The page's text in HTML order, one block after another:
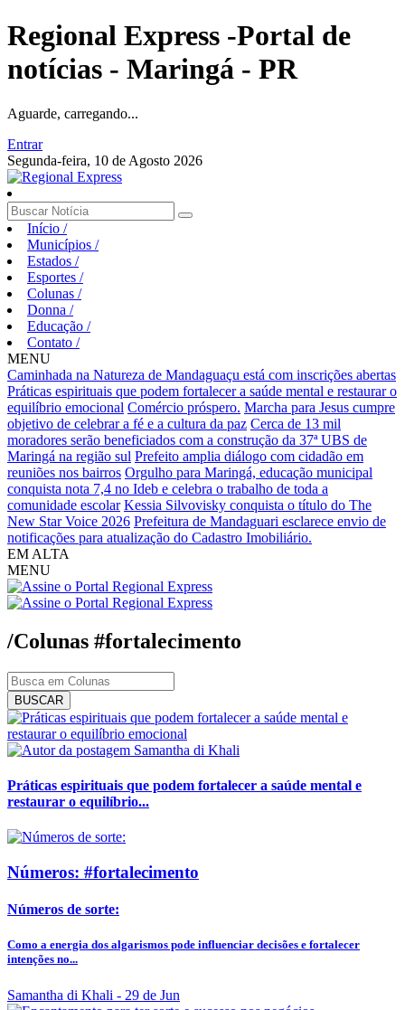
Regional Express -Portal de
notícias - Maringá - PR
Aguarde, carregando...
Entrar
Segunda-feira, 10 de Agosto 2026
Início /
Municípios /
Estados /
Esportes /
Colunas /
Donna /
Educação /
Contato /
MENU
Caminhada na Natureza de Mandaguaçu está com inscrições abertas
Práticas espirituais que podem fortalecer a saúde mental e restaurar o
equilíbrio emocional Comércio próspero. Marcha para Jesus cumpre
objetivo de celebrar a fé e a cultura da paz Cerca de 13 mil
moradores serão beneficiados com a construção da 37ª UBS de
Maringá na região sul Prefeito amplia diálogo com cidadão em
reuniões nos bairros Orgulho para Maringá, educação municipal
conquista nota 7,4 no Ideb e celebra o trabalho de toda a
comunidade escolar Kessia Silvovisky conquista o título do The
New Star Voice 2026 Prefeitura de Mandaguari esclarece envio de
notificações para atualização do Cadastro Imobiliário.
EM ALTA
MENU
/Colunas #fortalecimento
BUSCAR
Samantha di Khali
Práticas espirituais que podem fortalecer a saúde mental e
restaurar o equilíbrio...
Números: #fortalecimento
Números de sorte:
Como a energia dos algarismos pode influenciar decisões e fortalecer
intenções no...
Samantha di Khali - 29 de Jun